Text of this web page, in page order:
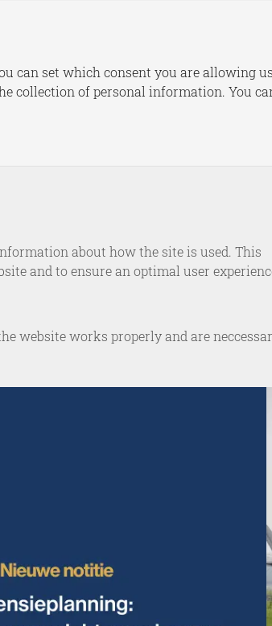
November 25, 2024
can set which consent you are allowing
collection of personal information. You
about how the site is used. This
and to ensure an optimal user
website works properly and are